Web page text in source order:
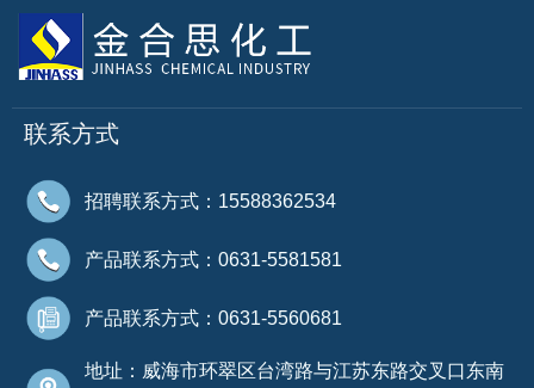
联系方式
招聘联系方式：15588362534
产品联系方式：0631-5581581
产品联系方式：0631-5560681
地址：威海市环翠区台湾路与江苏东路交叉口东南